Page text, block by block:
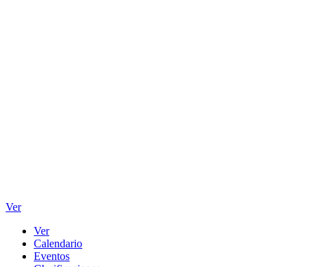
Ver
Ver
Calendario
Eventos